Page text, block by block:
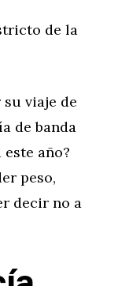
de la
viaje de
de banda
año?
peso,
decir no a